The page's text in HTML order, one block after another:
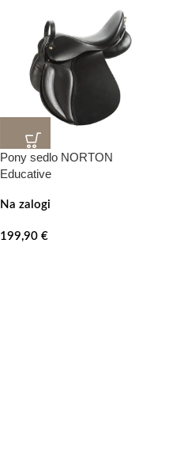
Pony sedlo NORTON
Educative
Na zalogi
199,90 €